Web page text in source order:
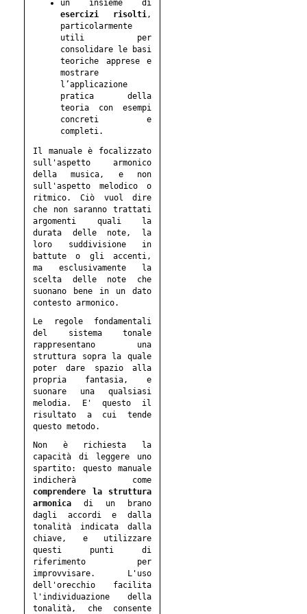
un insieme di
esercizi risolti,
particolarmente
utili per
consolidare le basi
teoriche apprese e
mostrare
l’applicazione
pratica della
teoria con esempi
concreti e
completi.
Il manuale è focalizzato
sull'aspetto armonico
della musica, e non
sull'aspetto melodico o
ritmico. Ciò vuol dire
che non saranno trattati
argomenti quali la
durata delle note, la
loro suddivisione in
battute o gli accenti,
ma esclusivamente la
scelta delle note che
suonano bene in un dato
contesto armonico.
Le regole fondamentali
del sistema tonale
rappresentano una
struttura sopra la quale
poter dare spazio alla
propria fantasia, e
suonare una qualsiasi
melodia. E' questo il
risultato a cui tende
questo metodo.
Non è richiesta la
capacità di leggere uno
spartito: questo manuale
indicherà come
comprendere la struttura
armonica di un brano
dagli accordi e dalla
tonalità indicata dalla
chiave, e utilizzare
questi punti di
riferimento per
improvvisare. L'uso
dell'orecchio facilita
l'individuazione della
tonalità, che consente